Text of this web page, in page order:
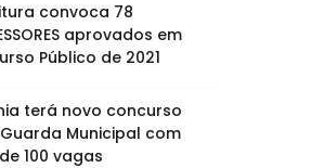
convoca 78
aprovados em
Público de 2021
terá novo concurso
Municipal com
100 vagas